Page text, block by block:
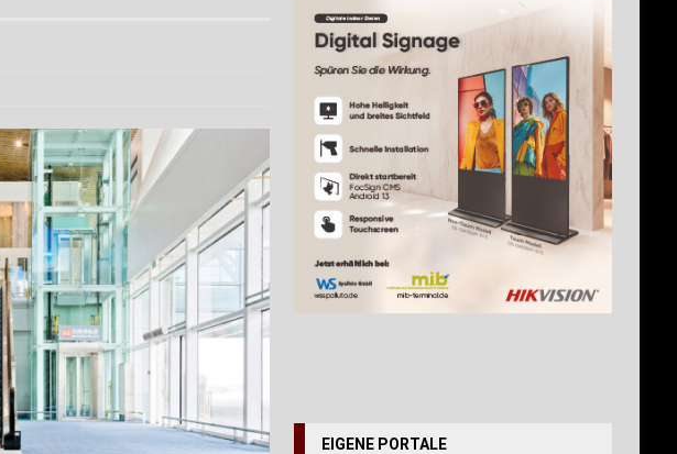
EIGENE PORTALE